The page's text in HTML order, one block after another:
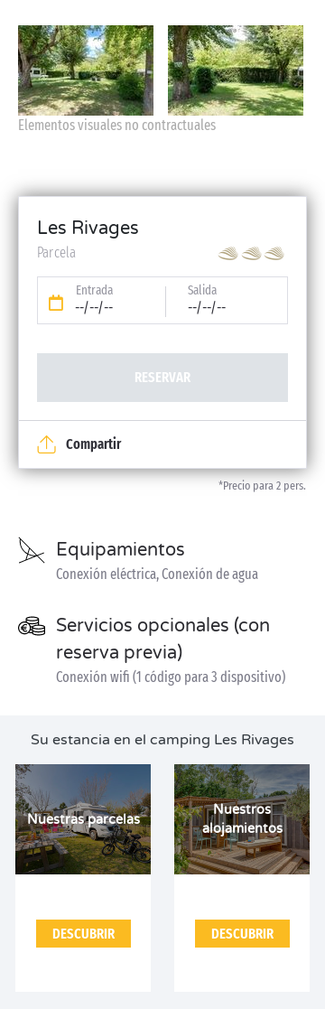
Elementos visuales no contractuales
Les Rivages
Parcela
Entrada
--/--/--
Salida
--/--/--
RESERVAR
*Precio para 2 pers.
Compartir
Equipamientos
Conexión eléctrica, Conexión de agua
Servicios opcionales (con
reserva previa)
Conexión wifi (1 código para 3 dispositivo)
Su estancia en el camping Les Rivages
Nuestras parcelas
DESCUBRIR
Nuestros
alojamientos
DESCUBRIR